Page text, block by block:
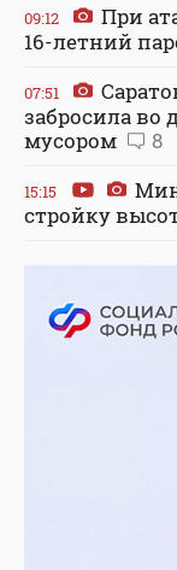
09:12
При
16-летний
07:51
забросила во
мусором
8
15:15
стройку